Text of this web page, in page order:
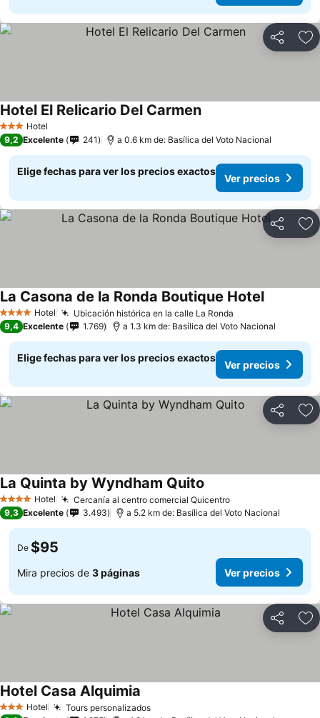
Compartir
3 Estrellas
Hotel
Hotel El Relicario Del CarmenVer precios
9,2 Excelente 241 a 0.6 km de: Basílica del Voto Nacional
Elige fechas para ver los precios exactos
Ver precios
Compartir
4 EstrellasHotel Ubicación histórica en la calle La Ronda
La Casona de la Ronda Boutique HotelVer
9,4 Excelente 1.769 a 1.3 km de: Basílica del Voto Nacional
Elige fechas para ver los precios exactos
Ver precios
Compartir
4 EstrellasHotel Cercanía al centro comercial QuicentroVer precios
La Quinta by Wyndham Quito
9,3 Excelente 3.493 a 5.2 km de: Basílica del Voto Nacional
De $95
Mira precios de 3 páginas Ver precios
Compartir
3 Estrellas
Hotel Tours personalizadosVer precios
Hotel Casa Alquimia